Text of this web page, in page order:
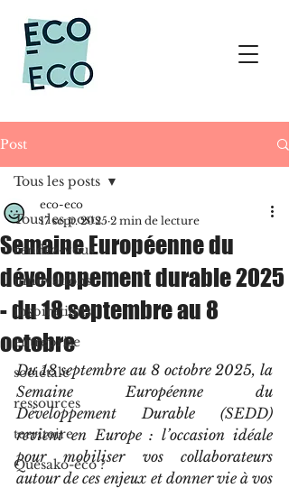
Post
Tous les posts
rendez-vous
innovations
inspirations
entreprise
sociétale
ressources
territoire
Quesako-éco ?
Tous les posts
Semaine Européenne du
développement durable 2025
- du 18 septembre au 8
octobre
eco-eco
17 sept. 2025 2 min de lecture
Du 18 septembre au 8 octobre 2025, la
Semaine Européenne du
Développement Durable (SEDD)
revient en Europe : l’occasion idéale
pour mobiliser vos collaborateurs
autour de ces enjeux et donner vie à vos